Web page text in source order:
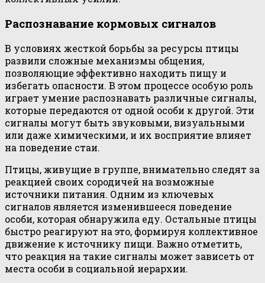
Распознавание кормовых сигналов
В условиях жесткой борьбы за ресурсы птицы
развили сложные механизмы общения,
позволяющие эффективно находить пищу и
избегать опасности. В этом процессе особую роль
играет умение распознавать различные сигналы,
которые передаются от одной особи к другой. Эти
сигналы могут быть звуковыми, визуальными
или даже химическими, и их восприятие влияет
на поведение стаи.
Птицы, живущие в группе, внимательно следят за
реакцией своих сородичей на возможные
источники питания. Одним из ключевых
сигналов является изменившееся поведение
особи, которая обнаружила еду. Остальные птицы
быстро реагируют на это, формируя коллективное
движение к источнику пищи. Важно отметить,
что реакция на такие сигналы может зависеть от
места особи в социальной иерархии.